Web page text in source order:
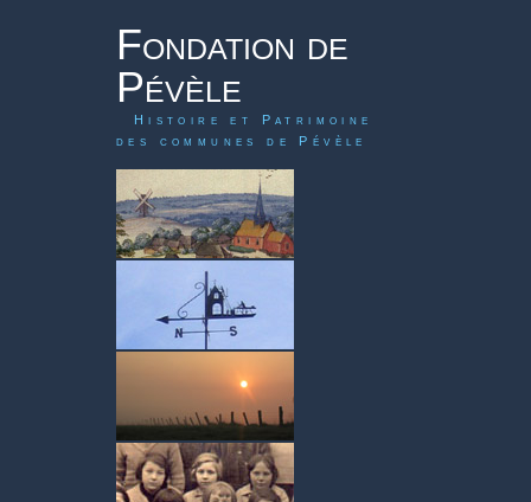
Fondation de
Pévèle
Histoire et Patrimoine
des communes de Pévèle